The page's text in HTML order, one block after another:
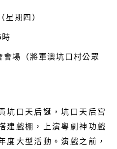
期四）
場（將軍澳坑口村公眾
坑口天后誕，坑口天后宮
建戲棚，上演粵劇神功戲
度大型活動。演戲之前，